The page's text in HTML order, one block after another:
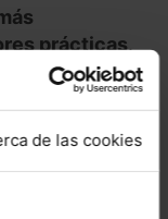
de las cookies
prácticas.
incursión en
herramientas
con la